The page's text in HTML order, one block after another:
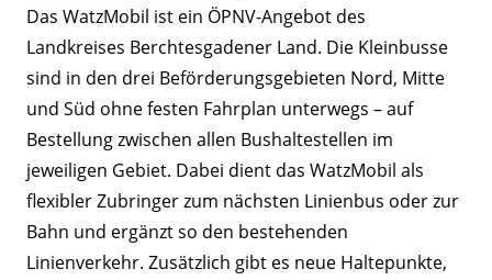
Das WatzMobil ist ein ÖPNV-Angebot des
Landkreises Berchtesgadener Land. Die Kleinbusse
sind in den drei Beförderungsgebieten Nord, Mitte
und Süd ohne festen Fahrplan unterwegs – auf
Bestellung zwischen allen Bushaltestellen im
jeweiligen Gebiet. Dabei dient das WatzMobil als
flexibler Zubringer zum nächsten Linienbus oder zur
Bahn und ergänzt so den bestehenden
Linienverkehr. Zusätzlich gibt es neue Haltepunkte,